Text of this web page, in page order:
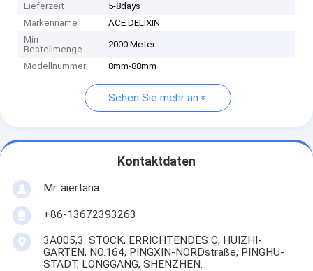
Lieferzeit
5-8days
Markenname
ACE DELIXIN
Min
Bestellmenge
2000 Meter
Modellnummer 8mm-88mm
Sehen Sie mehr an
Kontaktdaten
Mr. aiertana
+86-13672393263
3A005,3. STOCK, ERRICHTENDES C, HUIZHI-
GARTEN, NO.164, PINGXIN-NORDstraße, PINGHU-
STADT, LONGGANG, SHENZHEN.